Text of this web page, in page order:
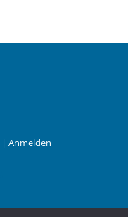
| Anmelden